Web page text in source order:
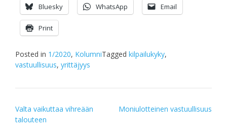
Bluesky WhatsApp Email
Print
Posted in 1/2020, KolumniTagged kilpailukyky,
vastuullisuus, yrittäjyys
Post
navigation
Valta vaikuttaa vihreään
talouteen
Moniulotteinen vastuullisuus